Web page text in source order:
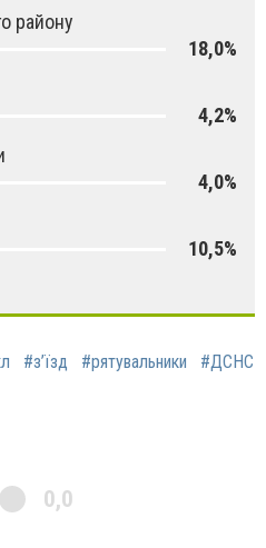
району
18,0%
4,2%
4,0%
10,5%
#з’їзд #рятувальники #ДСНС
0,0